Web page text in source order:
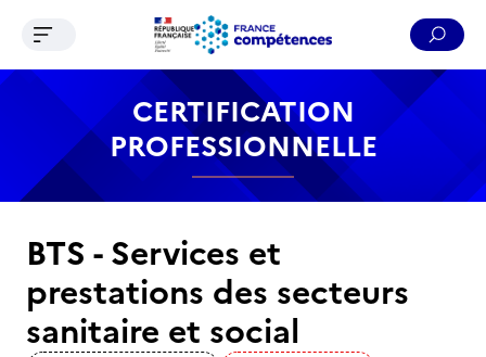
Contenu Recherche Menu Pied de page
Ouvrir le menu de navigation
CERTIFICATION
PROFESSIONNELLE
BTS - Services et
prestations des secteurs
sanitaire et social